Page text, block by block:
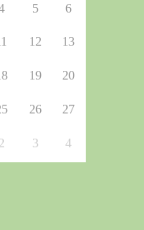
5 6
12 13
19 20
26 27
2 3 4